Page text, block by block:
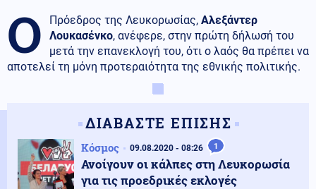
Ο Πρόεδρος της Λευκορωσίας, Αλεξάντερ
Λουκασένκο, ανέφερε, στην πρώτη δήλωσή του
μετά την επανεκλογή του, ότι ο λαός θα πρέπει να
αποτελεί τη μόνη προτεραιότητα της εθνικής πολιτικής.
ΔΙΑΒΑΣΤΕ ΕΠΙΣΗΣ
Κόσμος 09.08.2020 - 08:26 1
Ανοίγουν οι κάλπες στη Λευκορωσία
για τις προεδρικές εκλογές